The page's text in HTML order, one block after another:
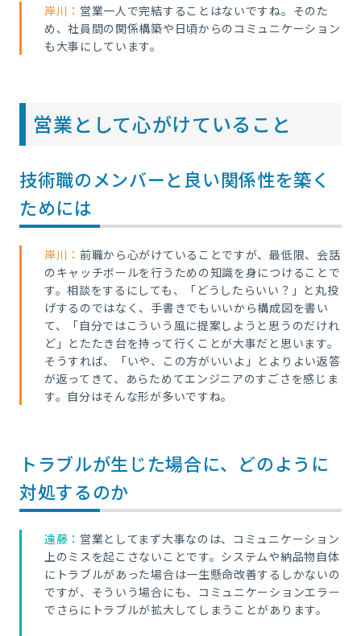
岸川： 営業一人で完結することはないですね。そのた
め、社員間の関係構築や日頃からのコミュニケーション
も大事にしています。
営業として心がけていること
技術職のメンバーと良い関係性を築く
ためには
岸川： 前職から心がけていることですが、最低限、会話
のキャッチボールを行うための知識を身につけることで
す。相談をするにしても、「どうしたらいい？」と丸投
げするのではなく、手書きでもいいから構成図を書い
て、「自分ではこういう風に提案しようと思うのだけれ
ど」とたたき台を持って行くことが大事だと思います。
そうすれば、「いや、この方がいいよ」とよりよい返答
が返ってきて、あらためてエンジニアのすごさを感じま
す。自分はそんな形が多いですね。
トラブルが生じた場合に、どのように
対処するのか
遠藤： 営業としてまず大事なのは、コミュニケーション
上のミスを起こさないことです。システムや納品物自体
にトラブルがあった場合は一生懸命改善するしかないの
ですが、そういう場合にも、コミュニケーションエラー
でさらにトラブルが拡大してしまうことがあります。